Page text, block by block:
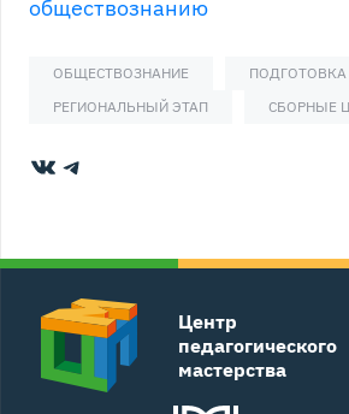
обществознанию
ОБЩЕСТВОЗНАНИЕ
РЕГИОНАЛЬНЫЙ ЭТАП
СБОРНЫЕ
ВКонтакте
Telegram
Центр
педагогического
мастерства